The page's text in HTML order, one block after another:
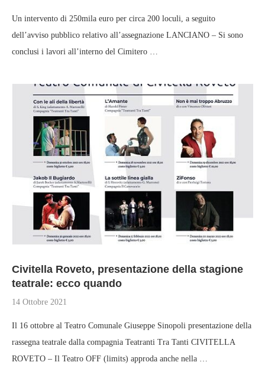
Un intervento di 250mila euro per circa 200 loculi, a seguito
dell’avviso pubblico relativo all’assegnazione LANCIANO – Si sono
conclusi i lavori all’interno del Cimitero …
Civitella Roveto, presentazione della stagione
teatrale: ecco quando
14 Ottobre 2021
Il 16 ottobre al Teatro Comunale Giuseppe Sinopoli presentazione della
rassegna teatrale dalla compagnia Teatranti Tra Tanti CIVITELLA
ROVETO – Il Teatro OFF (limits) approda anche nella …